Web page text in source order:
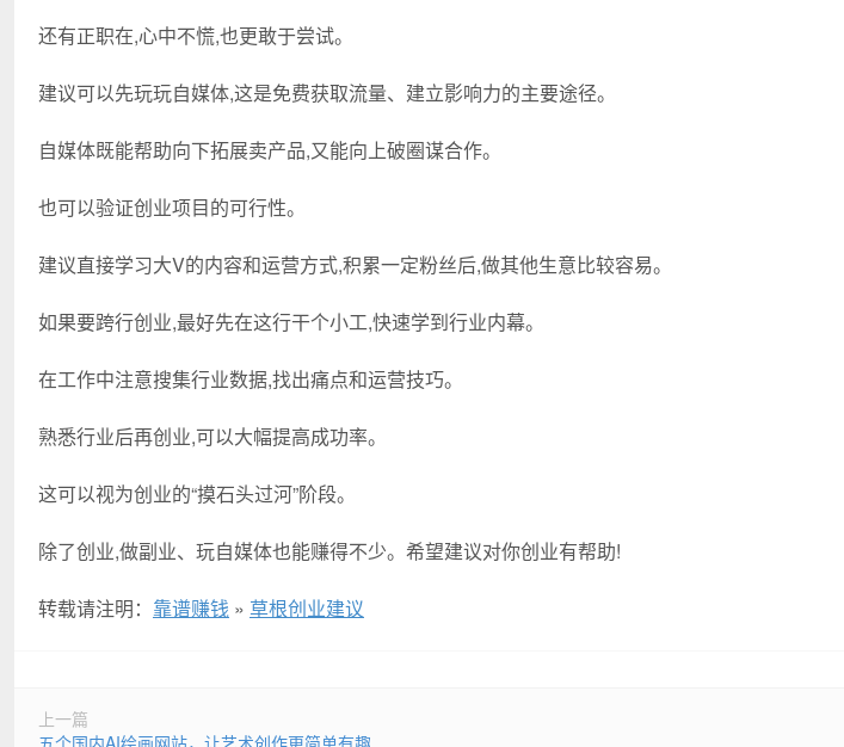
还有正职在,心中不慌,也更敢于尝试。
建议可以先玩玩自媒体,这是免费获取流量、建立影响力的主要途径。
自媒体既能帮助向下拓展卖产品,又能向上破圈谋合作。
也可以验证创业项目的可行性。
建议直接学习大V的内容和运营方式,积累一定粉丝后,做其他生意比较容易。
如果要跨行创业,最好先在这行干个小工,快速学到行业内幕。
在工作中注意搜集行业数据,找出痛点和运营技巧。
熟悉行业后再创业,可以大幅提高成功率。
这可以视为创业的“摸石头过河”阶段。
除了创业,做副业、玩自媒体也能赚得不少。希望建议对你创业有帮助!
转载请注明： 靠谱赚钱 » 草根创业建议
上一篇
五个国内AI绘画网站，让艺术创作更简单有趣